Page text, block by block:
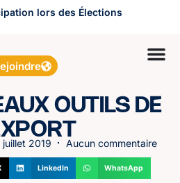
lors des Élections
OUTILS DE
juillet 2019 Aucun commentaire
LinkedIn WhatsApp